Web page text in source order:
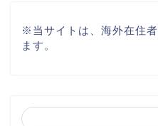
※ 当サイトは、海外在住
ます。